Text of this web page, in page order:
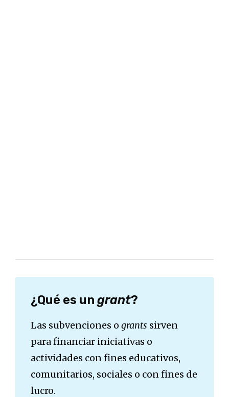
¿Qué es un grant?
Las subvenciones o grants sirven
para financiar iniciativas o
actividades con fines educativos,
comunitarios, sociales o con fines de
lucro.